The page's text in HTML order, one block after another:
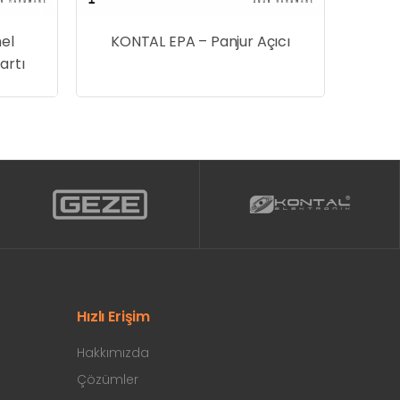
KONTAL EPA – Panjur Açıcı
Hızlı Erişim
Hakkımızda
Çözümler